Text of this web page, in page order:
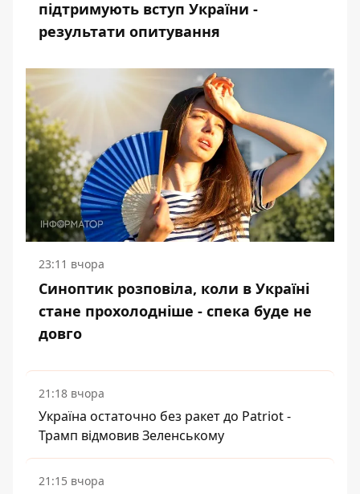
підтримують вступ України -
результати опитування
23:11 вчора
Синоптик розповіла, коли в Україні
стане прохолодніше - спека буде не
довго
21:18 вчора
Україна остаточно без ракет до Patriot -
Трамп відмовив Зеленському
21:15 вчора